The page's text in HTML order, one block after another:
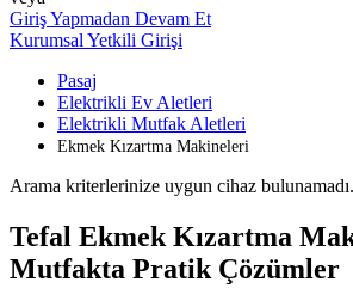
Giriş Yapmadan Devam Et
Kurumsal Yetkili Girişi
Pasaj
Elektrikli Ev Aletleri
Elektrikli Mutfak Aletleri
Ekmek Kızartma Makineleri
Arama kriterlerinize uygun cihaz bulunamadı.
Tefal Ekmek Kızartma
Mutfakta Pratik Çözümler